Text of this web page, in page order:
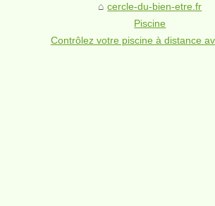
cercle-du-bien-etre.fr
Piscine
Contrôlez votre piscine à distance